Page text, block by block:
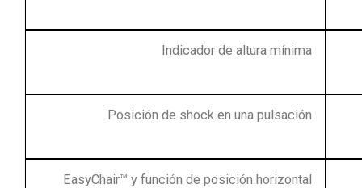
Indicador de altura mínima
Posición de shock en una pulsación
EasyChair™ y función de posición horizontal